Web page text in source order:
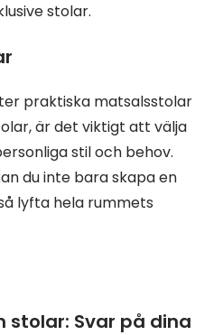
stolar.
praktiska matsalsstolar
är det viktigt att välja
stil och behov.
du inte bara skapa en
lyfta hela rummets
stolar: Svar på dina